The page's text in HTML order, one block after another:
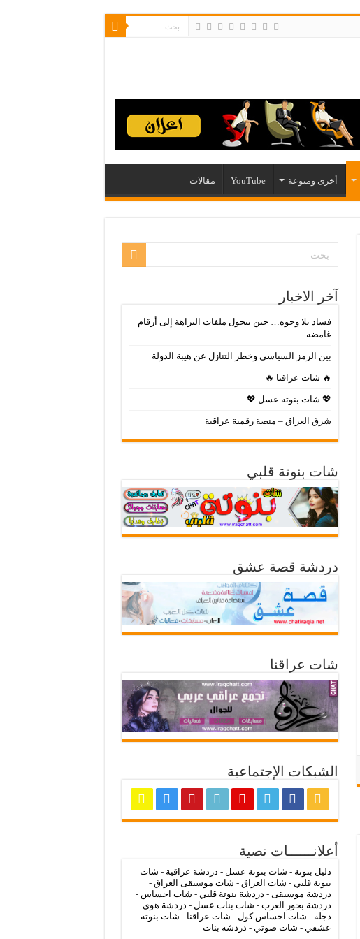
أخرى ومنوعة YouTube مقالات
آخر الاخبار
فساد بلا وجوه… حين تتحول ملفات النزاهة إلى أرقام
غامضة
بين الرمز السياسي وخطر التنازل عن هيبة الدولة
🔥 شات عراقنا 🔥
💖 شات بنوتة عسل 💖
شرق العراق – منصة رقمية عراقية
شات بنوتة قلبي
دردشة قصة عشق
شات عراقنا
الشبكات الإجتماعية
أعلانــــــات نصية
دليل بنوتة - شات بنوتة عسل - دردشة عراقية - شات
بنوتة قلبي - شات العراق- شات موسيقى العراق -
دردشة موسيقى - دردشة بنوتة قلبي - شات احساس -
دردشة بحور العرب - شات بنات عسل - دردشة هوى
دجلة - شات احساس كول - شات عراقنا - شات بنوتة
عشقي - شات صوتي - دردشة بنات